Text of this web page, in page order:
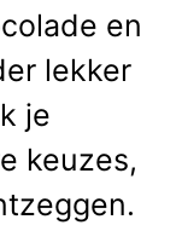
en
lekker
je
keuzes,